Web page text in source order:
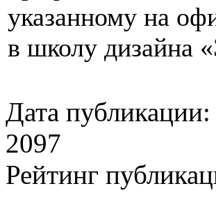
указанному на
в школу дизайна
Дата
2097
Рейтинг